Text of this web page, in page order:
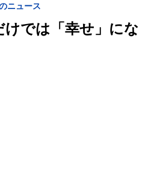
ニュース
けでは「幸せ」にな